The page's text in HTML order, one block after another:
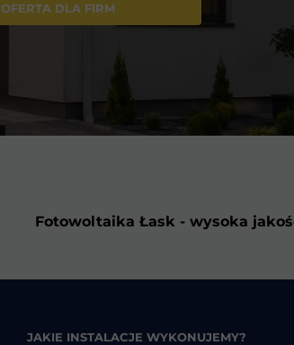
OFERTA DLA FIRM
JAKIE INSTALACJE WYKONUJEMY?
Fotowoltaika Łask - wysoka